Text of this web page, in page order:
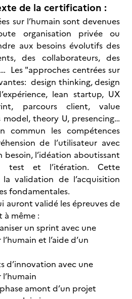
de la certification :
sur l’humain sont devenues
organisation privée ou
aux besoins évolutifs des
des collaborateurs, des
Les "approches centrées sur
design thinking, design
lean startup, UX
parcours client, value
theory U, presencing…
commun les compétences
de l’utilisateur avec
besoin, l’idéation aboutissant
test et l’itération. Cette
validation de l’acquisition
fondamentales.
auront validé les épreuves de
même :
un sprint avec une
et l’aide d’un
d’innovation avec une
amont d’un projet